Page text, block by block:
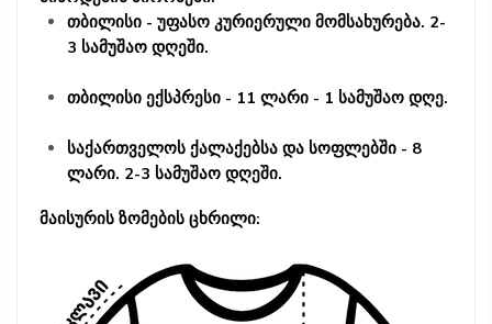
თბილისი - უფასო კურიერული მომსახურება. 2-
3 სამუშაო დღეში.
თბილისი ექსპრესი - 11 ლარი - 1 სამუშაო დღე.
საქართველოს ქალაქებსა და სოფლებში - 8
ლარი. 2-3 სამუშაო დღეში.
მაისურის ზომების ცხრილი: